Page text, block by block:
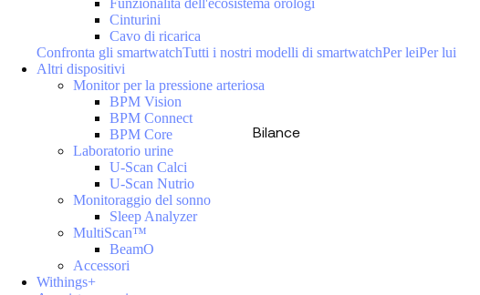
Bilance
Funzionalità dell'ecosistema orologi
Cinturini
Cavo di ricarica
Confronta gli smartwatchTutti i nostri modelli di smartwatchPer leiPer lui
Altri dispositivi
Monitor per la pressione arteriosa
BPM Vision
BPM Connect
BPM Core
Laboratorio urine
U-Scan Calci
U-Scan Nutrio
Monitoraggio del sonno
Sleep Analyzer
MultiScan™
BeamO
Accessori
Withings+